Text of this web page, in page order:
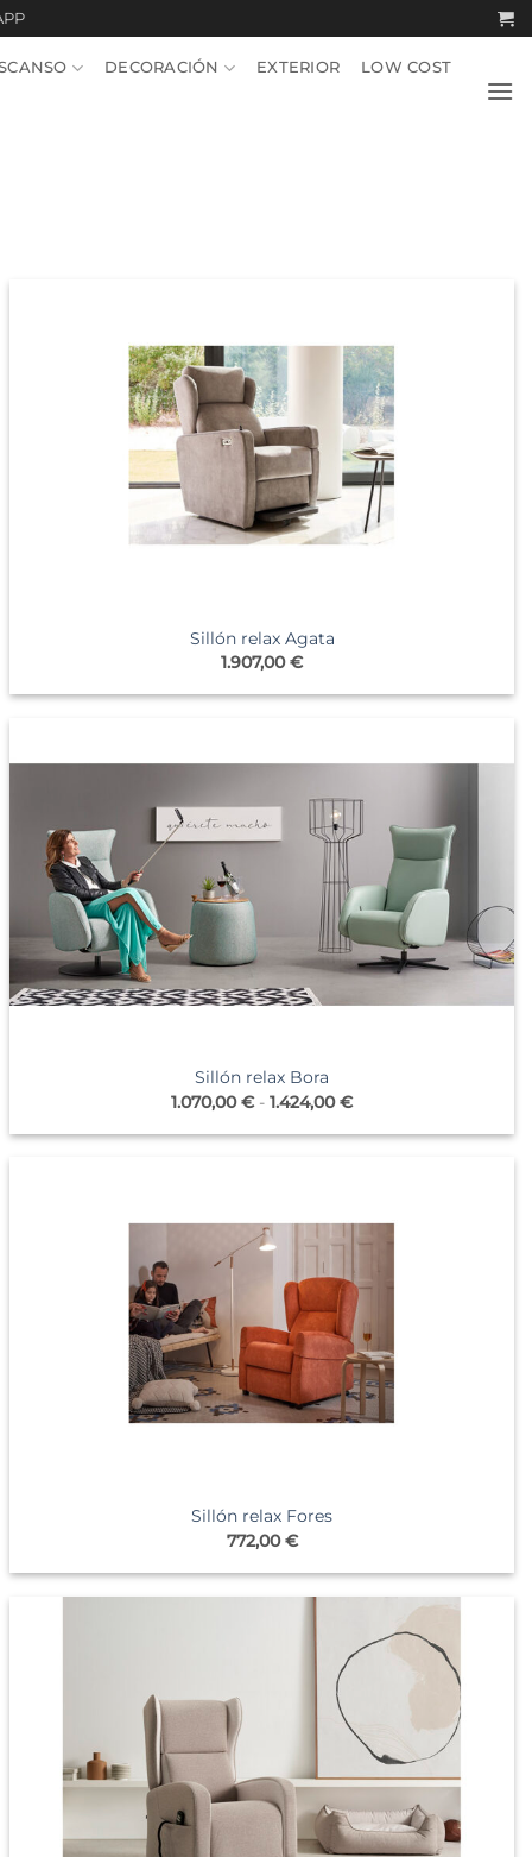
DECORACIÓN EXTERIOR LOW COST
Sillón relax Agata
1.907,00€
Sillón relax Bora
1.070,00€ - 1.424,00€Rango
precios:
Sillón relax Fores
772,00€